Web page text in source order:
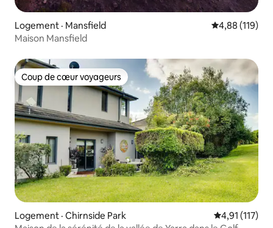
Logement · Mansfield Note
4,88 (119)
Maison Mansfield
Coup de cœur voyageurs
Coup de cœur voyageurs
Logement · Chirnside Park Note
4,91 (117)